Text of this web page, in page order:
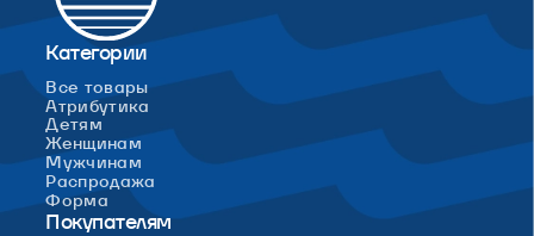
Категории
Все товары
Атрибутика
Детям
Женщинам
Мужчинам
Распродажа
Форма
Покупателям